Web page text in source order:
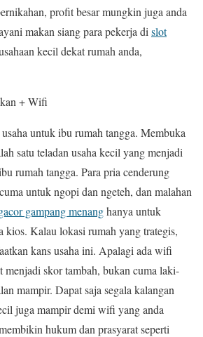
profit besar mungkin juga anda
makan siang para pekerja di slot
kecil dekat rumah anda,
+ Wifi
untuk ibu rumah tangga. Membuka
satu teladan usaha kecil yang menjadi
rumah tangga. Para pria cenderung
untuk ngopi dan ngeteh, dan malahan
gampang menanghanya untuk
kios. Kalau lokasi rumah yang trategis,
kans usaha ini. Apalagi ada wifi
menjadi skor tambah, bukan cuma laki-
mampir. Dapat saja segala kalangan
juga mampir demi wifi yang anda
hukum dan prasyarat seperti